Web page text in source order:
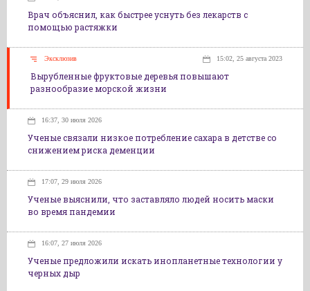
Врач объяснил, как быстрее уснуть без лекарств с
помощью растяжки
Эксклюзив 15:02, 25 августа 2023
Вырубленные фруктовые деревья повышают
разнообразие морской жизни
16:37, 30 июля 2026
Ученые связали низкое потребление сахара в детстве со
снижением риска деменции
17:07, 29 июля 2026
Ученые выяснили, что заставляло людей носить маски
во время пандемии
16:07, 27 июля 2026
Ученые предложили искать инопланетные технологии у
черных дыр